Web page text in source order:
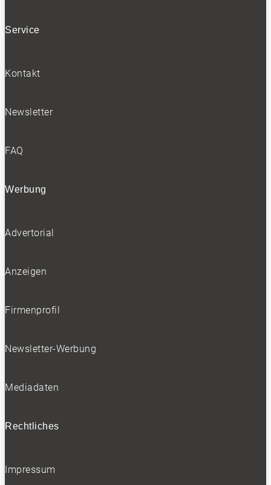
Service
Kontakt
Newsletter
FAQ
Werbung
Advertorial
Anzeigen
Firmenprofil
Newsletter-Werbung
Mediadaten
Rechtliches
Impressum